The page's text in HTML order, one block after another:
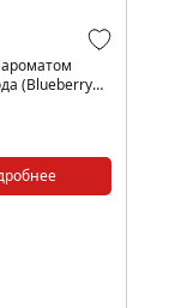
(Blueberry